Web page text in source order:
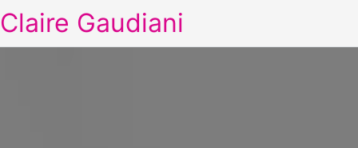
Claire Gaudiani